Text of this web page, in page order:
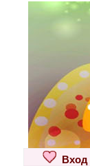
Вход